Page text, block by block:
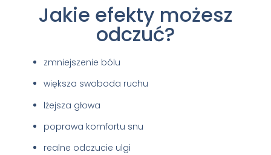
Jakie efekty możesz
odczuć?
zmniejszenie bólu
większa swoboda ruchu
lżejsza głowa
poprawa komfortu snu
realne odczucie ulgi